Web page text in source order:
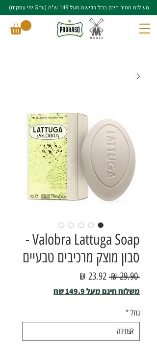
משלוח מהיר חינם בכל רכישה מעל 149 ש"ח (עד 5 ימי עסקים)
Valobra Lattuga Soap -
סבון מוצק מרכיבים טבעיים
‏29.90 ‏₪
מחיר
רגיל
מבצע
משלוח חינם מעל 149.9 שח
גודל *